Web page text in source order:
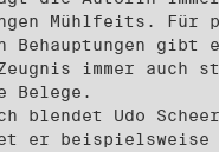
Mühlfeits. Für
Behauptungen gibt
immer auch
Belege.
blendet Udo
er beispielsweise